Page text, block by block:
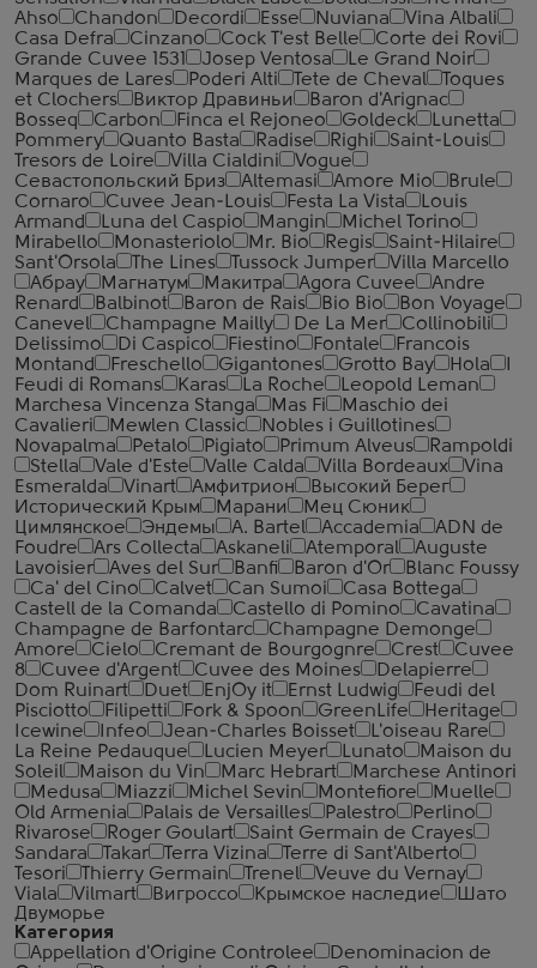
Ahso
Chandon Decordi Esse Nuviana
Vina Albali
Casa Defra
Cinzano Cock T'est Belle
Corte dei Rovi
Grande Cuvee 1531
Josep Ventosa
Le Grand Noir
Marques de Lares
Poderi Alti Tete de Cheval
Toques
et Clochers
Виктор Дравиньи
Baron d'Arignac
Bosseq
Carbon Finca el Rejoneo Goldeck
Lunetta
Pommery
Quanto Basta Radise Righi
Saint-Louis
Tresors de Loire
Villa Cialdini
Vogue
Севастопольский Бриз
Altemasi Amore Mio
Brule
Cornaro
Cuvee Jean-Louis Festa La Vista
Louis
Armand
Luna del Caspio Mangin
Michel Torino
Mirabello
Monasteriolo Mr. Bio Regis
Saint-Hilaire
Sant'Orsola
The Lines Tussock Jumper
Villa Marcello
Абрау
Магнатум Макитра Agora Cuvee
Andre
Renard
Balbinot Baron de Rais Bio Bio
Bon Voyage
Canevel
Champagne Mailly De La Mer
Collinobili
Delissimo
Di Caspico Fiestino Fontale
Francois
Montand
Freschello Gigantones Grotto Bay Hola
Feudi di Romans
Karas La Roche
Leopold Leman
Marchesa Vincenza Stanga
Mas Fi
Maschio dei
Cavalieri
Mewlen Classic
Nobles i Guillotines
Novapalma
Petalo Pigiato Primum Alveus
Rampoldi
Stella
Vale d'Este Valle Calda Villa Bordeaux
Vina
Esmeralda
Vinart Амфитрион
Высокий Берег
Исторический Крым
Марани
Мец Сюник
Цимлянское
Эндемы A. Bartel Accademia
ADN de
Foudre
Ars Collecta Askaneli Atemporal
Auguste
Lavoisier
Aves del Sur Banfi Baron d'Or
Blanc Foussy
Ca' del Cino
Calvet Can Sumoi
Casa Bottega
Castell de la Comanda
Castello di Pomino
Cavatina
Champagne de Barfontarc
Champagne Demonge
Amore
Cielo Cremant de Bourgognre Crest
Cuvee
8
Cuvee d'Argent Cuvee des Moines
Delapierre
Dom Ruinart
Duet EnjOy it Ernst Ludwig
Feudi del
Pisciotto
Filipetti Fork & Spoon GreenLife
Heritage
Icewine
Infeo Jean-Charles Boisset
L'oiseau Rare
La Reine Pedauque
Lucien Meyer Lunato
Maison du
Soleil
Maison du Vin Marc Hebrart
Marchese Antinori
Medusa
Miazzi Michel Sevin Montefiore
Muelle
Old Armenia
Palais de Versailles Palestro
Perlino
Rivarose
Roger Goulart
Saint Germain de Crayes
Sandara
Takar Terra Vizina
Terre di Sant'Alberto
Tesori
Thierry Germain Trenel
Veuve du Vernay
Viala
Vilmart Вигроссо Крымское наследие
Шато
Двуморье
Категория
Appellation d'Origine Controlee
Denominacion de